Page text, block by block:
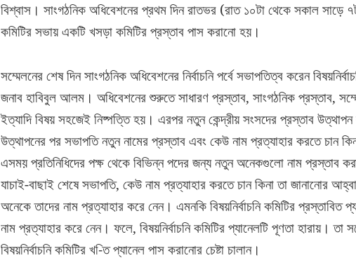
বিশ্বাস। সাংগঠনিক অধিবেশনের প্রথম দিন রাতভর (রাত ১০টা থেকে সকাল সাড়ে
কমিটির সভায় একটি খসড়া কমিটির প্রস্তাব পাস করানো হয়।
সম্মেলনের শেষ দিন সাংগঠনিক অধিবেশনের নির্বাচনি পর্বে সভাপতিত্ব করেন
জনাব হাবিবুল আলম। অধিবেশনের শুরুতে সাধারণ প্রস্তাব, সাংগঠনিক প্রস্তাব,
ইত্যাদি বিষয় সহজেই নিষ্পত্তি হয়। এরপর নতুন কেন্দ্রীয় সংসদের প্রস্তাব
উত্থাপনের পর সভাপতি নতুন নামের প্রস্তাব এবং কেউ নাম প্রত্যাহার করতে চান
এসময় প্রতিনিধিদের পক্ষ থেকে বিভিন্ন পদের জন্য নতুন অনেকগুলো নাম প্রস্তাব
যাচাই-বাছাই শেষে সভাপতি, কেউ নাম প্রত্যাহার করতে চান কিনা তা জানানোর
অনেকে তাদের নাম প্রত্যাহার করে নেন। এমনকি বিষয়নির্বাচনি কমিটির প্রস্তাবিত
নাম প্রত্যাহার করে নেন। ফলে, বিষয়নির্বাচনি কমিটির প্যানেলটি পূণতা হারায়। তা
বিষয়নির্বাচনি কমিটির খ-িত প্যানেল পাস করানোর চেষ্টা চালান।